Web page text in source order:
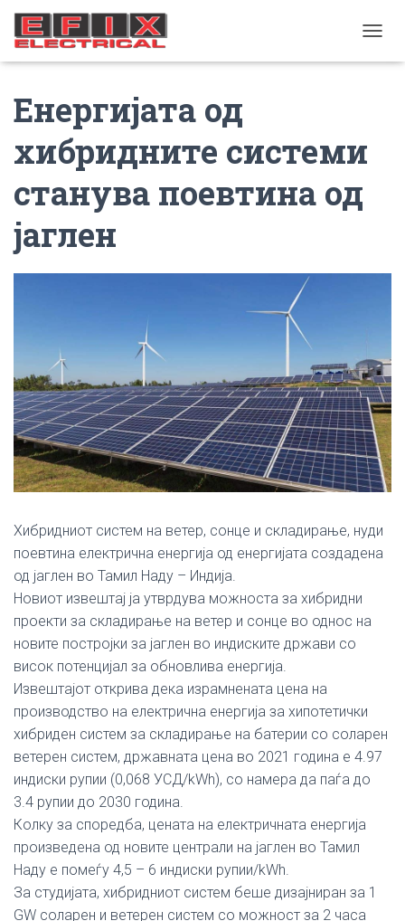
Енергијата од
хибридните системи
станува поевтина од
јаглен
Хибридниот систем на ветер, сонце и складирање, нуди
поевтина електрична енергија од енергијата создадена
од јаглен во Тамил Наду – Индија.
Новиот извештај ја утврдува можноста за хибридни
проекти за складирање на ветер и сонце во однос на
новите постројки за јаглен во индиските држави со
висок потенцијал за обновлива енергија.
Извештајот открива дека израмнената цена на
производство на електрична енергија за хипотетички
хибриден систем за складирање на батерии со соларен
ветерен систем, државната цена во 2021 година е 4.97
индиски рупии (0,068 УСД/kWh), со намера да паѓа до
3.4 рупии до 2030 година.
Колку за споредба, цената на електричната енергија
произведена од новите централи на јаглен во Тамил
Наду е помеѓу 4,5 – 6 индиски рупии/kWh.
За студијата, хибридниот систем беше дизајниран за 1
GW соларен и ветерен систем со можност за 2 часа